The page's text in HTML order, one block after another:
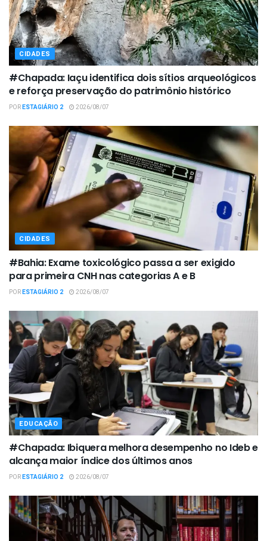
CIDADES
#Chapada: Iaçu identifica dois sítios arqueológicos
e reforça preservação do patrimônio histórico
PORESTAGIÁRIO 2 2026/08/07
CIDADES
#Bahia: Exame toxicológico passa a ser exigido
para primeira CNH nas categorias A e B
PORESTAGIÁRIO 2 2026/08/07
EDUCAÇÃO
#Chapada: Ibiquera melhora desempenho no Ideb e
alcança maior índice dos últimos anos
PORESTAGIÁRIO 2 2026/08/07